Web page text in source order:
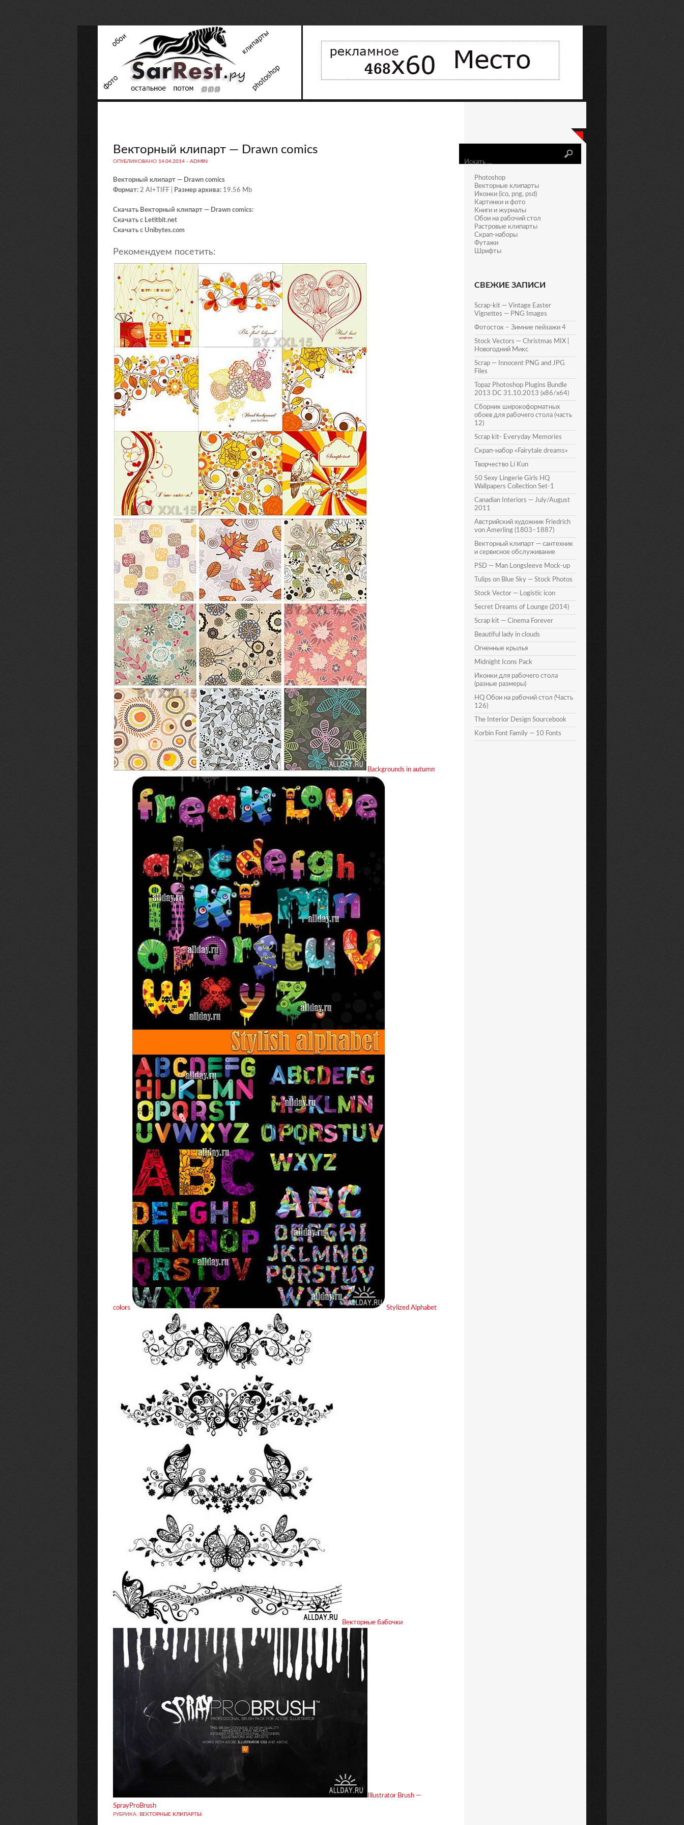
Векторный клипарт — Drawn comics
ОПУБЛИКОВАНО 14.04.2014 - ADMIN
Векторный клипарт — Drawn comics
Формат: 2 AI+TIFF | Размер архива: 19.56 Mb
Скачать Векторный клипарт — Drawn comics:
Скачать с Letitbit.net
Скачать с Unibytes.com
Рекомендуем посетить:
Backgrounds in autumn
colors Stylized Alphabet
Векторные бабочки
Illustrator Brush —
SprayProBrush
РУБРИКА: ВЕКТОРНЫЕ КЛИПАРТЫ
Photoshop
Векторные клипарты
Иконки (ico, png, psd)
Картинки и фото
Книги и журналы
Обои на рабочий стол
Растровые клипарты
Скрап-наборы
Футажи
Шрифты
СВЕЖИЕ ЗАПИСИ
Scrap-kit — Vintage Easter
Vignettes — PNG Images
Фотосток – Зимние пейзажи 4
Stock Vectors — Christmas MIX |
Новогодний Микс
Scrap — Innocent PNG and JPG
Files
Topaz Photoshop Plugins Bundle
2013 DC 31.10.2013 (x86/x64)
Сборник широкоформатных
обоев для рабочего стола (часть
12)
Scrap kit- Everyday Memories
Скрап-набор «Fairytale dreams»
Творчество Li Kun
50 Sexy Lingerie Girls HQ
Wallpapers Collection Set-1
Canadian Interiors — July/August
2011
Австрийский художник Friedrich
von Amerling (1803–1887)
Векторный клипарт — сантехник
и сервисное обслуживание
PSD — Man Longsleeve Mock-up
Tulips on Blue Sky — Stock Photos
Stock Vector — Logistic icon
Secret Dreams of Lounge (2014)
Scrap kit — Cinema Forever
Beautiful lady in clouds
Огненные крылья
Midnight Icons Pack
Иконки для рабочего стола
(разные размеры)
HQ Обои на рабочий стол (Часть
126)
The Interior Design Sourcebook
Korbin Font Family — 10 Fonts